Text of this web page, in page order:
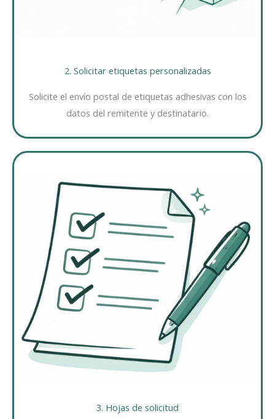
2. Solicitar etiquetas personalizadas
Solicite el envío postal de etiquetas adhesivas con los
datos del remitente y destinatario.
3. Hojas de solicitud